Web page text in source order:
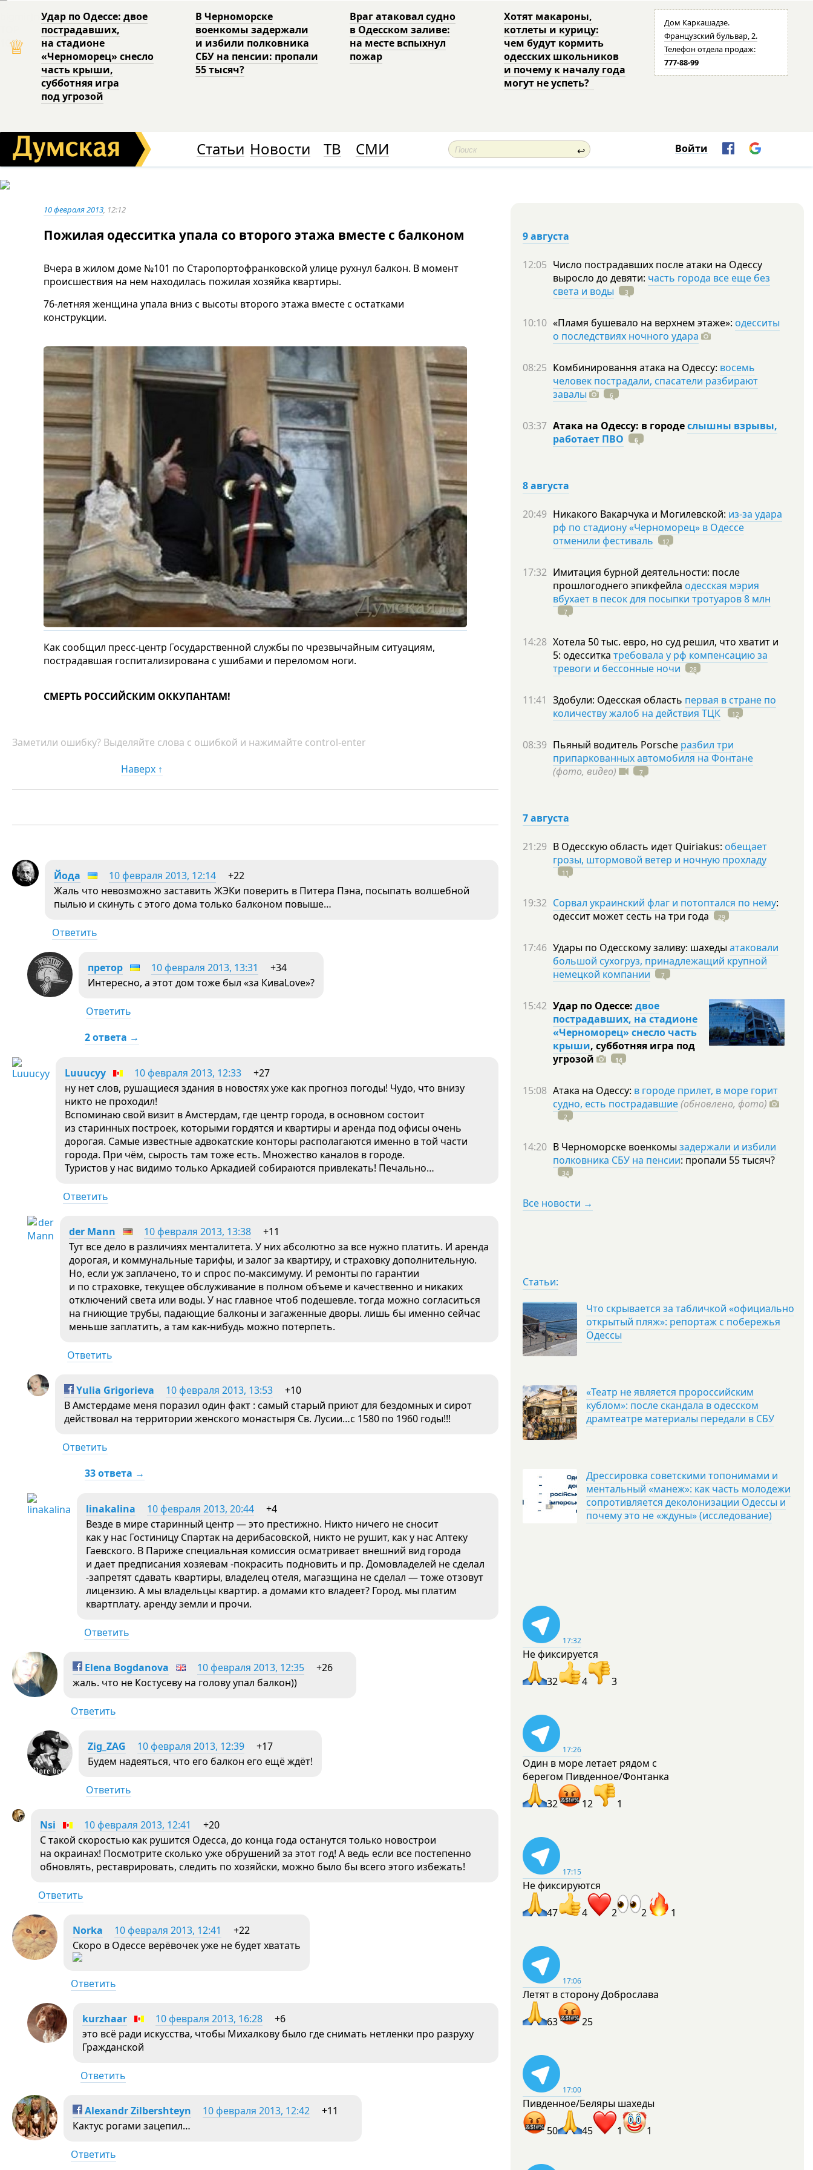
♕
Удар по Одессе: двое
пострадавших,
на стадионе
«Черноморец» снесло
часть крыши,
субботняя игра
под угрозой
В Черноморске
военкомы задержали
и избили полковника
СБУ на пенсии: пропали
55 тысяч?
Враг атаковал судно
в Одесском заливе:
на месте вспыхнул
пожар
Хотят макароны,
котлеты и курицу:
чем будут кормить
одесских школьников
и почему к началу года
могут не успеть?
Дом Каркашадзе.
Французский бульвар, 2.
Телефон отдела продаж:
777-88-99
Статьи Новости ТВ СМИ ↩ Войти
10 февраля 2013, 12:12
Пожилая одесситка упала со второго этажа вместе с балконом
Вчера в жилом доме №101 по Старопортофранковской улице рухнул балкон. В момент
происшествия на нем находилась пожилая хозяйка квартиры.
76-летняя женщина упала вниз с высоты второго этажа вместе с остатками
конструкции.
Как сообщил пресс-центр Государственной службы по чрезвычайным ситуациям,
пострадавшая госпитализирована с ушибами и переломом ноги.
СМЕРТЬ РОССИЙСКИМ ОККУПАНТАМ!
Заметили ошибку? Выделяйте слова с ошибкой и нажимайте control-enter
Наверх ↑
Йода 10 февраля 2013, 12:14
+22
Жаль что невозможно заставить ЖЭКи поверить в Питера Пэна, посыпать волшебной
пылью и скинуть с этого дома только балконом повыше…
Ответить
претор 10 февраля 2013, 13:31
+34
Интересно, а этот дом тоже был «за КиваLove»?
Ответить
2 ответа →
Luuucyy 10 февраля 2013, 12:33
+27
ну нет слов, рушащиеся здания в новостях уже как прогноз погоды! Чудо, что внизу
никто не проходил!
Вспоминаю свой визит в Амстердам, где центр города, в основном состоит
из старинных построек, которыми гордятся и квартиры и аренда под офисы очень
дорогая. Самые известные адвокатские конторы располагаются именно в той части
города. При чём, сырость там тоже есть. Множество каналов в городе.
Туристов у нас видимо только Аркадией собираются привлекать! Печально…
Ответить
der Mann 10 февраля 2013, 13:38
+11
Тут все дело в различиях менталитета. У них абсолютно за все нужно платить. И аренда
дорогая, и коммунальные тарифы, и залог за квартиру, и страховку дополнительную.
Но, если уж заплачено, то и спрос по-максимуму. И ремонты по гарантии
и по страховке, текущее обслуживание в полном объеме и качественно и никаких
отключений света или воды. У нас главное чтоб подешевле. тогда можно согласиться
на гниющие трубы, падающие балконы и загаженные дворы. лишь бы именно сейчас
меньше заплатить, а там как-нибудь можно потерпеть.
Ответить
Yulia Grigorieva 10 февраля 2013, 13:53
+10
В Амстердаме меня поразил один факт : самый старый приют для бездомных и сирот
действовал на территории женского монастыря Св. Лусии…с 1580 по 1960 годы!!!
Ответить
33 ответа →
linakalina 10 февраля 2013, 20:44
+4
Везде в мире старинный центр — это престижно. Никто ничего не сносит
как у нас Гостиницу Спартак на дерибасовской, никто не рушит, как у нас Аптеку
Гаевского. В Париже специальная комиссия осматривает внешний вид города
и дает предписания хозяевам -покрасить подновить и пр. Домовладелей не сделал
-запретят сдавать квартиры, владелец отеля, магазщина не сделал — тоже отзовут
лицензию. А мы владельцы квартир. а домами кто владеет? Город. мы платим
квартплату. аренду земли и прочи.
Ответить
Elena Bogdanova 10 февраля 2013, 12:35
+26
жаль. что не Костусеву на голову упал балкон))
Ответить
Zig_ZAG 10 февраля 2013, 12:39
+17
Будем надеяться, что его балкон его ещё ждёт!
Ответить
Nsi 10 февраля 2013, 12:41
+20
С такой скоростью как рушится Одесса, до конца года останутся только новострои
на окраинах! Посмотрите сколько уже обрушений за этот год! А ведь если все постепенно
обновлять, реставрировать, следить по хозяйски, можно было бы всего этого избежать!
Ответить
Norka 10 февраля 2013, 12:41
+22
Скоро в Одессе верёвочек уже не будет хватать
Ответить
kurzhaar 10 февраля 2013, 16:28
+6
это всё ради искусства, чтобы Михалкову было где снимать нетленки про разруху
Гражданской
Ответить
Alexandr Zilbershteyn 10 февраля 2013, 12:42
+11
Кактус рогами зацепил…
Ответить
9 августа
12:05 Число пострадавших после атаки на Одессу
выросло до девяти: часть города все еще без
света и воды
3
10:10 «Пламя бушевало на верхнем этаже»: одесситы
о последствиях ночного удара
08:25 Комбинировання атака на Одессу: восемь
человек пострадали, спасатели разбирают
завалы
6
03:37 Атака на Одессу: в городеслышны взрывы,
работает ПВО
6
8 августа
20:49 Никакого Вакарчука и Могилевской: из-за удара
рф по стадиону «Черноморец» в Одессе
отменили фестиваль
12
17:32 Имитация бурной деятельности: после
прошлогоднего эпикфейла одесская мэрия
вбухает в песок для посыпки тротуаров 8 млн
7
14:28 Хотела 50 тыс. евро, но суд решил, что хватит и
5: одесситка требовала у рф компенсацию за
тревоги и бессонные ночи
28
11:41 Здобули: Одесская область первая в стране по
количеству жалоб на действия ТЦК
12
08:39 Пьяный водитель Porsche разбил три
припаркованных автомобиля на Фонтане
(фото, видео)
7
7 августа
21:29 В Одесскую область идет Quiriakus: обещает
грозы, штормовой ветер и ночную прохладу
11
19:32 Сорвал украинский флаг и потоптался по нему:
одессит может сесть на три года 29
17:46 Удары по Одесскому заливу: шахеды атаковали
большой сухогруз, принадлежащий крупной
немецкой компании
7
15:42 Удар по Одессе: двое
пострадавших, на стадионе
«Черноморец» снесло часть
крыши, субботняя игра под
угрозой
14
15:08 Атака на Одессу: в городе прилет, в море горит
судно, есть пострадавшие(обновлено, фото)
2
14:20 В Черноморске военкомы задержали и избили
полковника СБУ на пенсии: пропали 55тысяч?
34
Все новости →
Статьи:
Что скрывается за табличкой «официально
открытый пляж»: репортаж с побережья
Одессы
«Театр не является пророссийским
кублом»: после скандала в одесском
драмтеатре материалы передали в СБУ
Дрессировка советскими топонимами и
ментальный «манеж»: как часть молодежи
сопротивляется деколонизации Одессы и
почему это не «ждуны» (исследование)
17:32
Не фиксируется
32 4 3
17:26
Один в море летает рядом с
берегом Пивденное/Фонтанка
32 12 1
17:15
Не фиксируются
47 4 2 2 1
17:06
Летят в сторону Доброслава
63 25
17:00
Пивденное/Беляры шахеды
50 45 1 1